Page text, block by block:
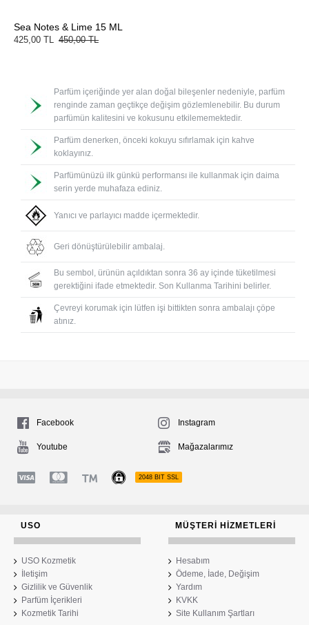
Sea Notes & Lime 15 ML
425,00 TL 450,00 TL
Parfüm içeriğinde yer alan doğal bileşenler nedeniyle, parfüm
renginde zaman geçtikçe değişim gözlemlenebilir. Bu durum
parfümün kalitesini ve kokusunu etkilememektedir.
Parfüm denerken, önceki kokuyu sıfırlamak için kahve
koklayınız.
Parfümünüzü ilk günkü performansı ile kullanmak için daima
serin yerde muhafaza ediniz.
Yanıcı ve parlayıcı madde içermektedir.
Geri dönüştürülebilir ambalaj.
Bu sembol, ürünün açıldıktan sonra 36 ay içinde tüketilmesi
gerektiğini ifade etmektedir. Son Kullanma Tarihini belirler.
Çevreyi korumak için lütfen işi bittikten sonra ambalajı çöpe
atınız.
Facebook Instagram
Youtube Mağazalarımız
2048 BIT SSL
USO
USO Kozmetik
İletişim
Gizlilik ve Güvenlik
Parfüm İçerikleri
Kozmetik Tarihi
MÜŞTERI HIZMETLERI
Hesabım
Ödeme, İade, Değişim
Yardım
KVKK
Site Kullanım Şartları